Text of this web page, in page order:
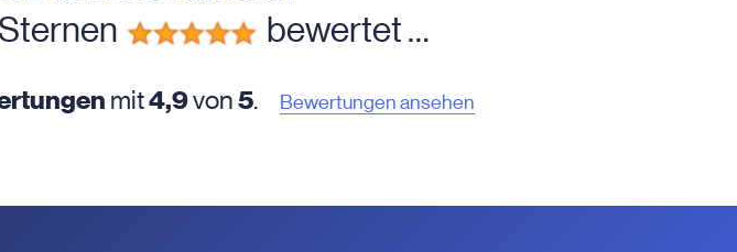
bewertet …
mit4,9von5. Bewertungen ansehen